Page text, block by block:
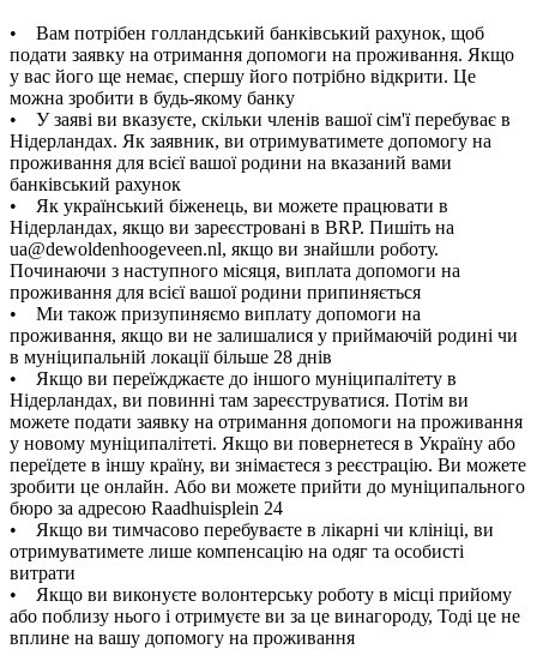
• Вам потрібен голландський банківський рахунок, щоб
подати заявку на отримання допомоги на проживання. Якщо
у вас його ще немає, спершу його потрібно відкрити. Це
можна зробити в будь-якому банку
• У заяві ви вказуєте, скільки членів вашої сім'ї перебуває в
Нідерландах. Як заявник, ви отримуватимете допомогу на
проживання для всієї вашої родини на вказаний вами
банківський рахунок
• Як український біженець, ви можете працювати в
Нідерландах, якщо ви зареєстровані в BRP. Пишіть на
ua@dewoldenhoogeveen.nl, якщо ви знайшли роботу.
Починаючи з наступного місяця, виплата допомоги на
проживання для всієї вашої родини припиняється
• Ми також призупиняємо виплату допомоги на
проживання, якщо ви не залишалися у приймаючій родині чи
в муніципальній локації більше 28 днів
• Якщо ви переїжджаєте до іншого муніципалітету в
Нідерландах, ви повинні там зареєструватися. Потім ви
можете подати заявку на отримання допомоги на проживання
у новому муніципалітеті. Якщо ви повернетеся в Україну або
переїдете в іншу країну, ви знімаєтеся з реєстрацію. Ви можете
зробити це онлайн. Або ви можете прийти до муніципального
бюро за адресою Raadhuisplein 24
• Якщо ви тимчасово перебуваєте в лікарні чи клініці, ви
отримуватимете лише компенсацію на одяг та особисті
витрати
• Якщо ви виконуєте волонтерську роботу в місці прийому
або поблизу нього і отримуєте ви за це винагороду, Тоді це не
вплине на вашу допомогу на проживання